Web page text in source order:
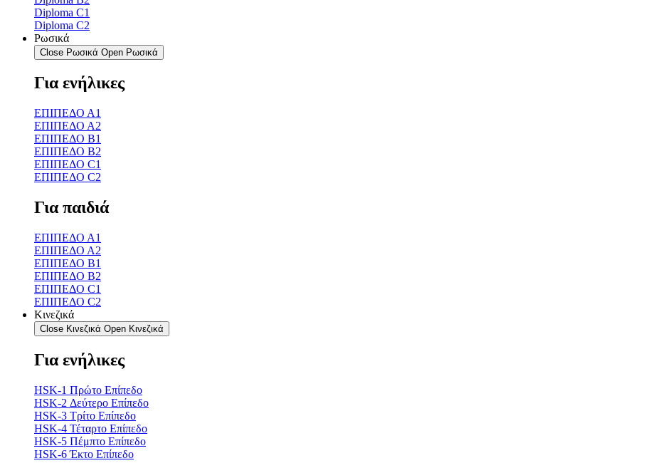
Diploma C1
Diploma C2
Ρωσικά
Close Ρωσικά Open Ρωσικά
Για ενήλικες
ΕΠΙΠΕΔΟ Α1
ΕΠΙΠΕΔΟ Α2
ΕΠΙΠΕΔΟ Β1
ΕΠΙΠΕΔΟ Β2
ΕΠΙΠΕΔΟ C1
ΕΠΙΠΕΔΟ C2
Για παιδιά
ΕΠΙΠΕΔΟ Α1
ΕΠΙΠΕΔΟ Α2
ΕΠΙΠΕΔΟ Β1
ΕΠΙΠΕΔΟ Β2
ΕΠΙΠΕΔΟ C1
ΕΠΙΠΕΔΟ C2
Κινεζικά
Close Κινεζικά Open Κινεζικά
Για ενήλικες
HSK-1 Πρώτο Επίπεδο
HSK-2 Δεύτερο Επίπεδο
HSK-3 Τρίτο Επίπεδο
HSK-4 Τέταρτο Επίπεδο
HSK-5 Πέμπτο Επίπεδο
HSK-6 Έκτο Επίπεδο